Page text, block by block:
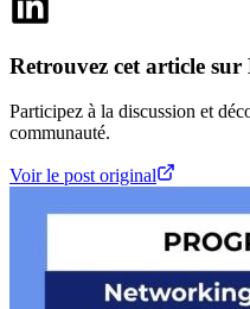
Retrouvez cet article
Participez à la discussion et
communauté.
Voir le post original